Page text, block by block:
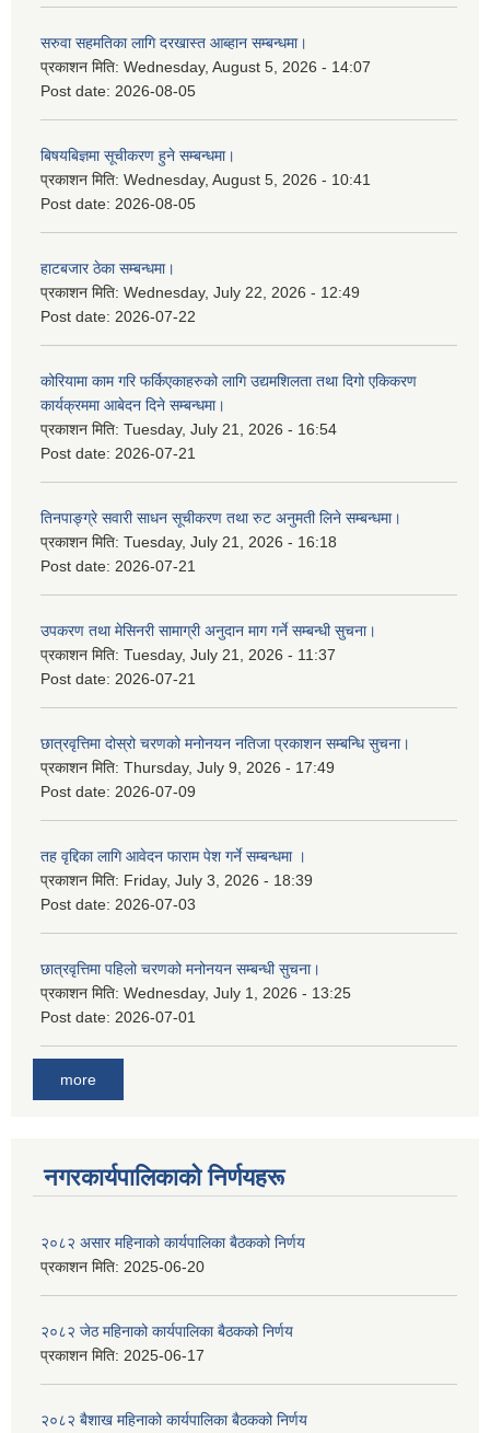
सरुवा सहमतिका लागि दरखास्त आब्हान सम्बन्धमा।
प्रकाशन मिति: Wednesday, August 5, 2026 - 14:07
Post date: 2026-08-05
बिषयबिज्ञमा सूचीकरण हुने सम्बन्धमा।
प्रकाशन मिति: Wednesday, August 5, 2026 - 10:41
Post date: 2026-08-05
हाटबजार ठेका सम्बन्धमा।
प्रकाशन मिति: Wednesday, July 22, 2026 - 12:49
Post date: 2026-07-22
कोरियामा काम गरि फर्किएकाहरुको लागि उद्यमशिलता तथा दिगो एकिकरण
कार्यक्रममा आबेदन दिने सम्बन्धमा।
प्रकाशन मिति: Tuesday, July 21, 2026 - 16:54
Post date: 2026-07-21
तिनपाङ्ग्रे सवारी साधन सूचीकरण तथा रुट अनुमती लिने सम्बन्धमा।
प्रकाशन मिति: Tuesday, July 21, 2026 - 16:18
Post date: 2026-07-21
उपकरण तथा मेसिनरी सामाग्री अनुदान माग गर्ने सम्बन्धी सुचना।
प्रकाशन मिति: Tuesday, July 21, 2026 - 11:37
Post date: 2026-07-21
छात्रवृत्तिमा दोस्रो चरणको मनोनयन नतिजा प्रकाशन सम्बन्धि सुचना।
प्रकाशन मिति: Thursday, July 9, 2026 - 17:49
Post date: 2026-07-09
तह वृद्दिका लागि आवेदन फाराम पेश गर्ने सम्बन्धमा ।
प्रकाशन मिति: Friday, July 3, 2026 - 18:39
Post date: 2026-07-03
छात्रवृत्तिमा पहिलो चरणको मनोनयन सम्बन्धी सुचना।
प्रकाशन मिति: Wednesday, July 1, 2026 - 13:25
Post date: 2026-07-01
more
नगरकार्यपालिकाकाे निर्णयहरू
२०८२ असार महिनाको कार्यपालिका बैठकको निर्णय
प्रकाशन मिति: 2025-06-20
२०८२ जेठ महिनाको कार्यपालिका बैठकको निर्णय
प्रकाशन मिति: 2025-06-17
२०८२ बैशाख महिनाको कार्यपालिका बैठकको निर्णय